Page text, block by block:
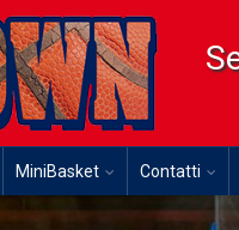
MiniBasket Contatti